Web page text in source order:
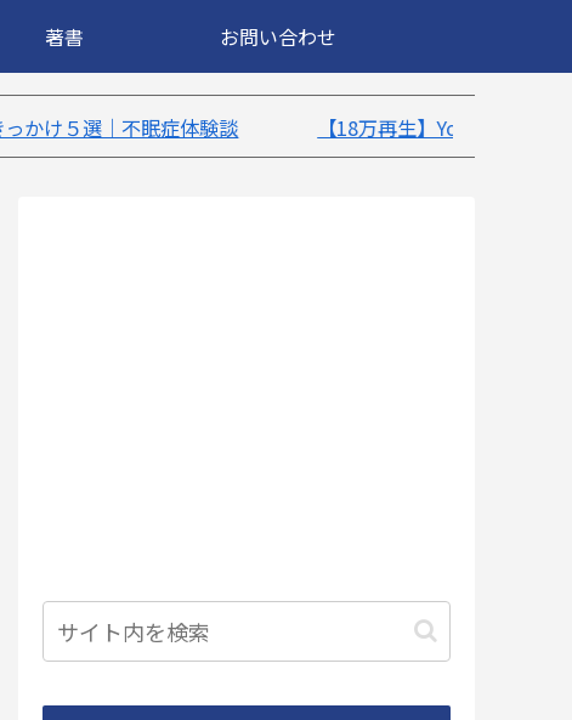
著書 お問い合わせ
【18万再生】YouTube：うつ病が治ったきっかけ5選｜